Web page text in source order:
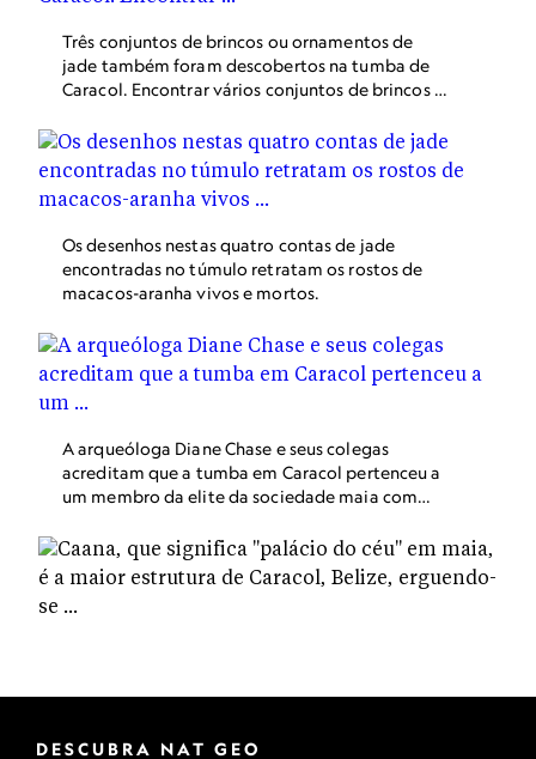
Três conjuntos de brincos ou ornamentos de
jade também foram descobertos na tumba de
Caracol. Encontrar vários conjuntos de brincos é
Os desenhos nestas quatro contas de jade
encontradas no túmulo retratam os rostos de
macacos-aranha vivos e mortos.
A arqueóloga Diane Chase e seus colegas
acreditam que a tumba em Caracol pertenceu a
um membro da elite da sociedade maia com
mineral vermelho chamado cinábrio (fundo),
vasos de cerâmica (primeiro plano) e uma rara
máscara de jade (encontrada à esquerda).
DESCUBRA NAT GEO